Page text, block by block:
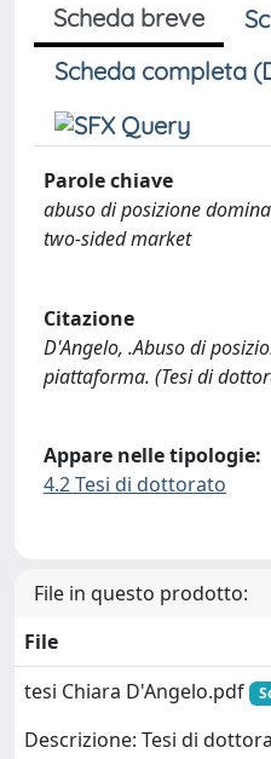
Scheda breve
Scheda completa
Parole chiave
abuso di posizione
two-sided market
Citazione
D'Angelo, .Abuso di
piattaforma. (Tesi di
Appare nelle tipologie:
4.2 Tesi di dottorato
File in questo prodotto:
File
tesi Chiara D'Angelo.pdf
Descrizione: Tesi di